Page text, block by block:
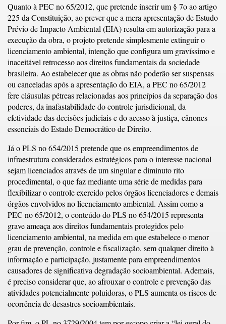
Quanto à PEC no 65/2012, que pretende inserir um § 7o ao artigo
225 da Constituição, ao prever que a mera apresentação de Estudo
Prévio de Impacto Ambiental (EIA) resulta em autorização para a
execução da obra, o projeto pretende simplesmente extinguir o
licenciamento ambiental, intenção que configura um gravíssimo e
inaceitável retrocesso aos direitos fundamentais da sociedade
brasileira. Ao estabelecer que as obras não poderão ser suspensas
ou canceladas após a apresentação do EIA, a PEC no 65/2012
fere cláusulas pétreas relacionadas aos princípios da separação dos
poderes, da inafastabilidade do controle jurisdicional, da
efetividade das decisões judiciais e do acesso à justiça, cânones
essenciais do Estado Democrático de Direito.
Já o PLS no 654/2015 pretende que os empreendimentos de
infraestrutura considerados estratégicos para o interesse nacional
sejam licenciados através de um singular e diminuto rito
procedimental, o que faz mediante uma série de medidas para
flexibilizar o controle exercido pelos órgãos licenciadores e demais
órgãos envolvidos no licenciamento ambiental. Assim como a
PEC no 65/2012, o conteúdo do PLS no 654/2015 representa
grave ameaça aos direitos fundamentais protegidos pelo
licenciamento ambiental, na medida em que estabelece o menor
grau de prevenção, controle e fiscalização, sem qualquer direito à
informação e participação, justamente para empreendimentos
causadores de significativa degradação socioambiental. Ademais,
é preciso considerar que, ao afrouxar o controle e prevenção das
atividades potencialmente poluidoras, o PLS aumenta os riscos de
ocorrência de desastres socioambientais.